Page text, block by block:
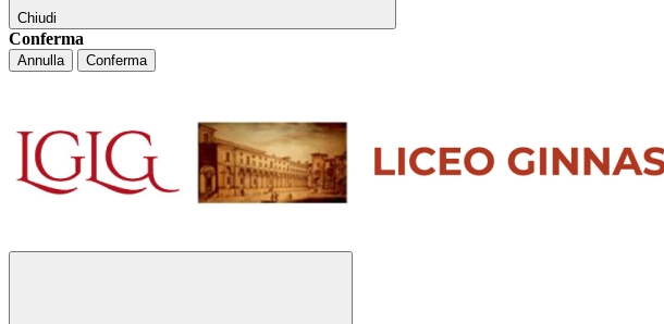
Chiudi
Conferma
Annulla Conferma